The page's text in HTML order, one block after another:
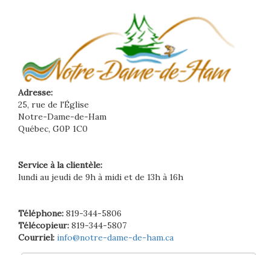
Adresse:
25, rue de l'Église
Notre-Dame-de-Ham
Québec, G0P 1C0
Service à la clientèle:
lundi au jeudi de 9h à midi et de 13h à 16h
Téléphone: 819-344-5806
Télécopieur: 819-344-5807
Courriel: info@notre-dame-de-ham.ca